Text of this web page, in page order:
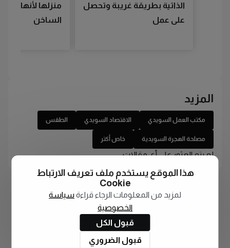
الذاتية بطريقة غريبة وتحصل
على عمل
منزلها لأنها لم
الساخن
المزيد
مكتب العمل السويدي الاقتصاد السويدي الطقس
مصلحة الهجرة السويدية خاص أكتر
لم يتم العثور على أي مقالات
هذا الموقع يستخدم ملف تعريف الارتباط
Cookie
لمزيد من المعلومات الرجاء قراءة سياسة
الخصوصية
قبول الكل
قبول الضروري